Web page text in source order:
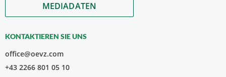
MEDIADATEN
KONTAKTIEREN SIE UNS
office@oevz.com
+43 2266 801 05 10